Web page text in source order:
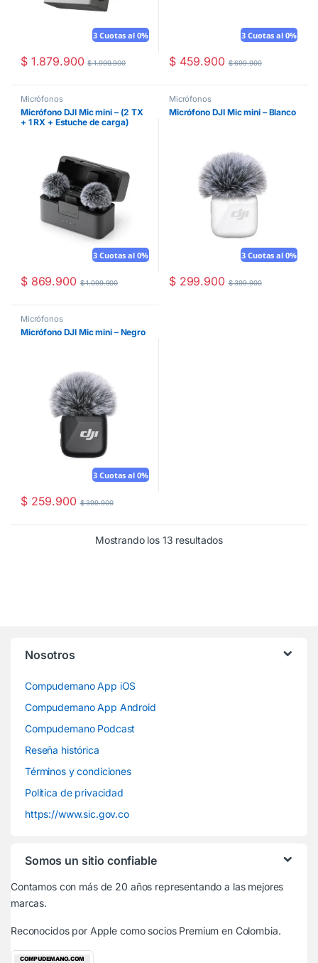
3 Cuotas al 0%
$1.879.900 $1.999.900
3 Cuotas al 0%
$459.900 $699.900
Micrófonos
Micrófono DJI Mic mini – (2 TX
+ 1 RX + Estuche de carga)
3 Cuotas al 0%
$869.900 $1.099.900
Micrófonos
Micrófono DJI Mic mini – Blanco
3 Cuotas al 0%
$299.900 $399.900
Micrófonos
Micrófono DJI Mic mini – Negro
3 Cuotas al 0%
$259.900 $399.900
Mostrando los 13 resultados
Nosotros
Compudemano App iOS
Compudemano App Android
Compudemano Podcast
Reseña histórica
Términos y condiciones
Política de privacidad
https://www.sic.gov.co
Somos un sitio confiable
Contamos con más de 20 años representando a las mejores
marcas.
Reconocidos por Apple como socios Premium en Colombia.